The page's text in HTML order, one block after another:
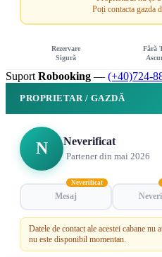
Poți contacta gazda
Rezervare
Sigură
Fără
Suport Robooking — (+40)724-
PROPRIETAR / GAZDĂ
N Neverificat
Partener din mai 2026
Mesaj
Neverificat
Datele de contact ale acestei cabane
nu este disponibil momentan.